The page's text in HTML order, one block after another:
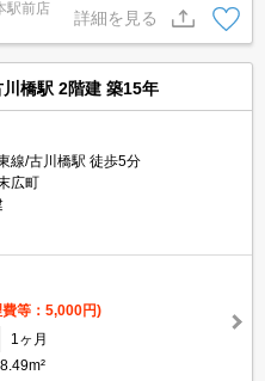
駅前店
詳細を見る
橋駅 2階建 築15年
線/古川橋駅 徒歩5分
広町
費等：5,000円)
1ヶ月